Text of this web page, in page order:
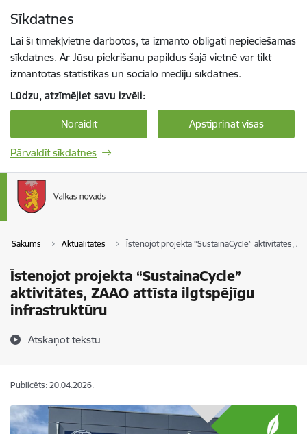
Sīkdatnes
Lai šī tīmekļvietne darbotos, tā izmanto obligāti nepieciešamās
sīkdatnes. Ar Jūsu piekrišanu papildus šajā vietnē var tikt
izmantotas statistikas un sociālo mediju sīkdatnes.
Lūdzu, atzīmējiet savu izvēli:
Noraidīt Apstiprināt visas
Pārvaldīt sīkdatnes
Sākums Aktualitātes Īstenojot projekta “SustainaCycle” aktivitātes,
Īstenojot projekta “SustainaCycle”
aktivitātes, ZAAO attīsta ilgtspējīgu
infrastruktūru
Atskaņot tekstu
Publicēts: 20.04.2026.